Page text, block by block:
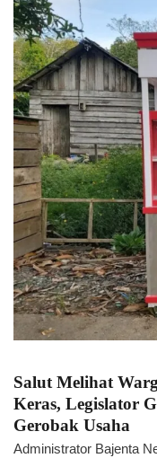
Salut Melihat
Keras, Legislator
Gerobak Usaha
Administrator Bajenta